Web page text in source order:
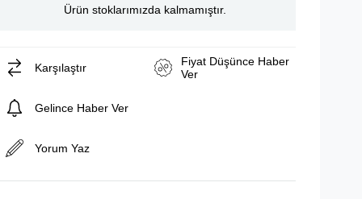
Ürün stoklarımızda kalmamıştır.
Karşılaştır
Fiyat Düşünce Haber
Ver
Gelince Haber Ver
Yorum Yaz